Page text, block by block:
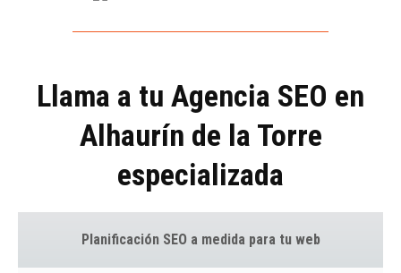
Llama a tu Agencia SEO en
Alhaurín de la Torre
especializada
Planificación SEO a medida para tu web